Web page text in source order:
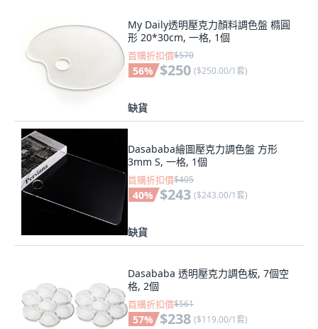
My Daily透明壓克力顏料調色盤 橢圓
形 20*30cm, 一格, 1個
首購折扣價$570
56% $250 ($250.00/1套)
缺貨
Dasababa繪圖壓克力調色盤 方形
3mm S, 一格, 1個
首購折扣價$405
40% $243 ($243.00/1套)
缺貨
Dasababa 透明壓克力調色板, 7個空
格, 2個
首購折扣價$561
57% $238 ($119.00/1套)